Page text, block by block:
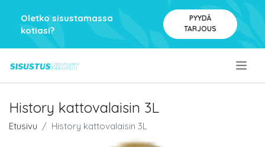
Oletko sisustamassa
kotiasi?
PYYDÄ
TARJOUS
History kattovalaisin 3L
Etusivu History kattovalaisin 3L